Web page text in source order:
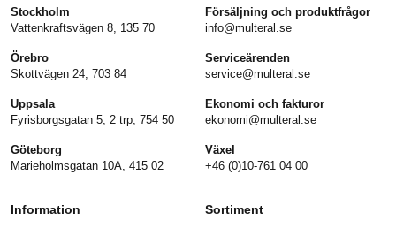
Stockholm
Vattenkraftsvägen 8, 135 70
Örebro
Skottvägen 24, 703 84
Uppsala
Fyrisborgsgatan 5, 2 trp, 754 50
Göteborg
Marieholmsgatan 10A, 415 02
Försäljning och produktfrågor
info@multeral.se
Serviceärenden
service@multeral.se
Ekonomi och fakturor
ekonomi@multeral.se
Växel
+46 (0)10-761 04 00
Information Sortiment